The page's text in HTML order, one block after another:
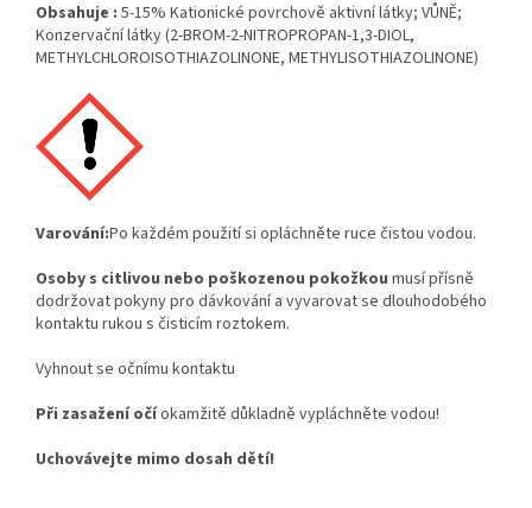
Obsahuje : 5-15% Kationické povrchově aktivní látky; VŮNĚ;
Konzervační látky (2-BROM-2-NITROPROPAN-1,3-DIOL,
METHYLCHLOROISOTHIAZOLINONE, METHYLISOTHIAZOLINONE)
Varování:Po každém použití si opláchněte ruce čistou vodou.
Osoby s citlivou nebo poškozenou pokožkou musí přísně
dodržovat pokyny pro dávkování a vyvarovat se dlouhodobého
kontaktu rukou s čisticím roztokem.
Vyhnout se očnímu kontaktu
Při zasažení očíokamžitě důkladně vypláchněte vodou!
Uchovávejte mimo dosah dětí!